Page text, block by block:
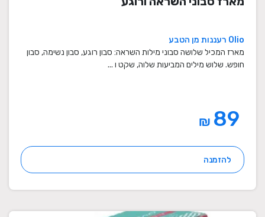
Olio רעננות מן הטבע
מארז המכיל שלושה סבוני מילות השראה: סבון רוגע, סבון נשימה, סבון
חופש. שלוש מילים המביעות שלוה, שקט ו ...
₪
להזמנה